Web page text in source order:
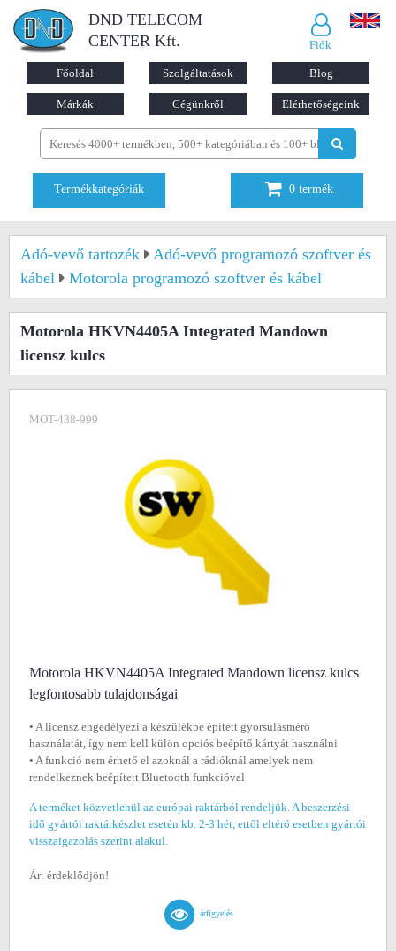
DND TELECOM
CENTER Kft.
Fiók
Főoldal Szolgáltatások Blog
Márkák Cégünkről Elérhetőségeink
Termékkategóriák 0 termék
Adó-vevő tartozék
Adó-vevő programozó szoftver és
kábel
Motorola programozó szoftver és kábel
Motorola HKVN4405A Integrated Mandown
licensz kulcs
MOT-438-999
Motorola HKVN4405A Integrated Mandown licensz kulcs
legfontosabb tulajdonságai
• A licensz engedélyezi a készülékbe épített gyorsulásmérő
használatát, így nem kell külön opciós beépítő kártyát használni
• A funkció nem érhető el azoknál a rádióknál amelyek nem
rendelkeznek beépített Bluetooth funkcióval
A terméket közvetlenül az európai raktárból rendeljük. A beszerzési
idő gyártói raktárkészlet esetén kb. 2-3 hét, ettől eltérő esetben gyártói
visszaigazolás szerint alakul.
Ár: érdeklődjön!
árfigyelés